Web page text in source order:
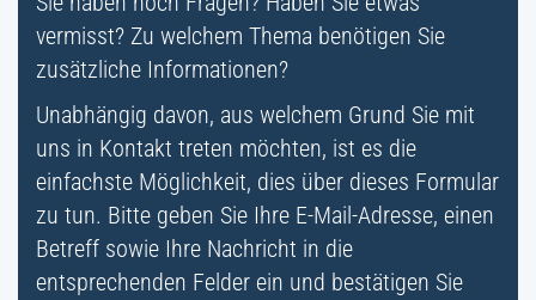
vermisst? Zu welchem Thema benötigen Sie
zusätzliche Informationen?
Unabhängig davon, aus welchem Grund Sie mit
uns in Kontakt treten möchten, ist es die
einfachste Möglichkeit, dies über dieses Formular
zu tun. Bitte geben Sie Ihre E-Mail-Adresse, einen
Betreff sowie Ihre Nachricht in die
entsprechenden Felder ein und bestätigen Sie